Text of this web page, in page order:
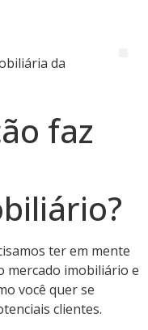
da
faz
ter em mente
mercado imobiliário e
você quer se
clientes.